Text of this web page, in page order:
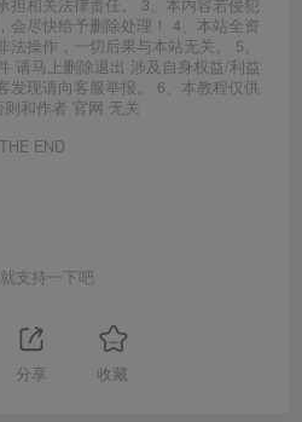
担相关法律责任。 3、本内容若侵犯
会尽快给予删除处理！ 4、本站全资
操作，一切后果与本站无关。 5、
请马上删除退出 涉及自身权益/利益
发现请向客服举报。 6、本教程仅供
和作者 官网 无关
THE END
支持一下吧
分享 收藏